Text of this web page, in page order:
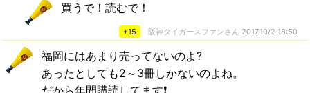
買うで！読むで！
+15 阪神タイガースファンさん 2017,10/2 18:50
福岡にはあまり売ってないのよ?
あったとしても2～3冊しかないのよね。
だから年間購読してます❗